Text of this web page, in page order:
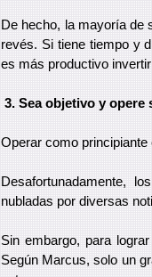
De hecho, la mayoría de
revés. Si tiene tiempo y
es más productivo
3. Sea objetivo y opere
Operar como
Desafortunadamente,
nubladas por diversas
Sin embargo, para
Según Marcus, solo un